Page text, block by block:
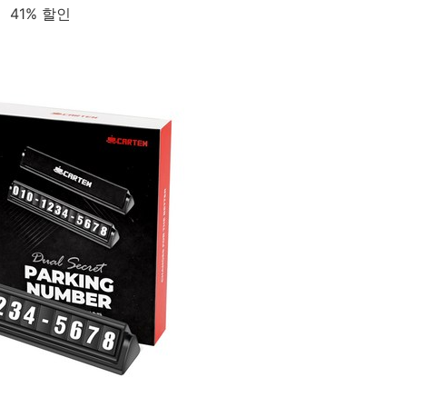
41% 할인